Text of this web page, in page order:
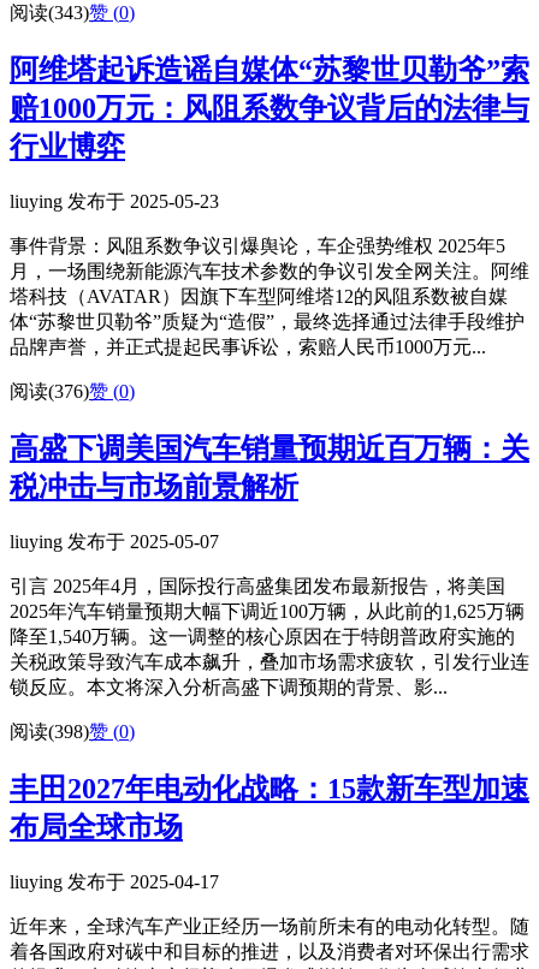
阅读(343)赞 (0)
阿维塔起诉造谣自媒体“苏黎世贝勒爷”索
赔1000万元：风阻系数争议背后的法律与
行业博弈
liuying 发布于 2025-05-23
事件背景：风阻系数争议引爆舆论，车企强势维权 2025年5
月，一场围绕新能源汽车技术参数的争议引发全网关注。阿维
塔科技（AVATAR）因旗下车型阿维塔12的风阻系数被自媒
体“苏黎世贝勒爷”质疑为“造假”，最终选择通过法律手段维护
品牌声誉，并正式提起民事诉讼，索赔人民币1000万元...
阅读(376)赞 (0)
高盛下调美国汽车销量预期近百万辆：关
税冲击与市场前景解析
liuying 发布于 2025-05-07
引言 2025年4月，国际投行高盛集团发布最新报告，将美国
2025年汽车销量预期大幅下调近100万辆，从此前的1,625万辆
降至1,540万辆。这一调整的核心原因在于特朗普政府实施的
关税政策导致汽车成本飙升，叠加市场需求疲软，引发行业连
锁反应。本文将深入分析高盛下调预期的背景、影...
阅读(398)赞 (0)
丰田2027年电动化战略：15款新车型加速
布局全球市场
liuying 发布于 2025-04-17
近年来，全球汽车产业正经历一场前所未有的电动化转型。随
着各国政府对碳中和目标的推进，以及消费者对环保出行需求